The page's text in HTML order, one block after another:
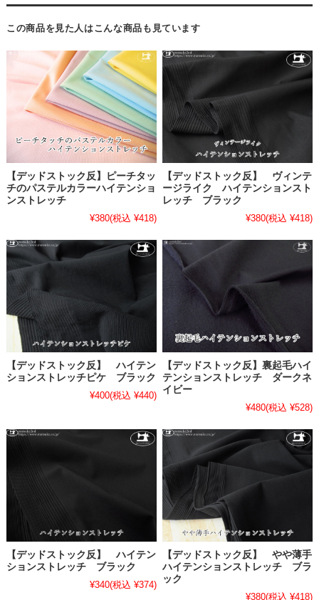
この商品を見た人はこんな商品も見ています
【デッドストック反】ピーチタッ
チのパステルカラーハイテンショ
ンストレッチ
¥380(税込 ¥418)
【デッドストック反】 ヴィンテ
ージライク ハイテンションスト
レッチ ブラック
¥380(税込 ¥418)
【デッドストック反】 ハイテン
ションストレッチピケ ブラック
¥400(税込 ¥440)
【デッドストック反】裏起毛ハイ
テンションストレッチ ダークネ
イビー
¥480(税込 ¥528)
【デッドストック反】 ハイテン
ションストレッチ ブラック
¥340(税込 ¥374)
【デッドストック反】 やや薄手
ハイテンションストレッチ ブラ
ック
¥380(税込 ¥418)